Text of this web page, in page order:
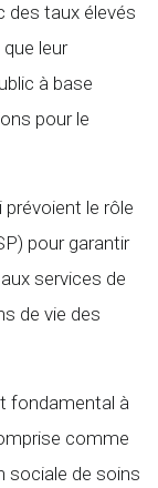
des taux élevés
leur
à base
pour le
le rôle
pour garantir
services de
de vie des
fondamental à
comme
sociale de soins